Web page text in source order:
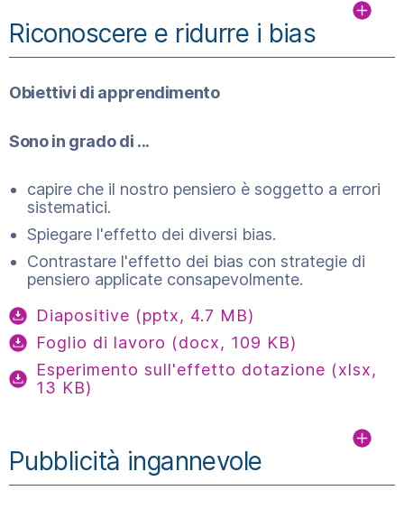
Riconoscere e ridurre i bias
Obiettivi di apprendimento
Sono in grado di ...
capire che il nostro pensiero è soggetto a errori
sistematici.
Spiegare l'effetto dei diversi bias.
Contrastare l'effetto dei bias con strategie di
pensiero applicate consapevolmente.
Diapositive (pptx, 4.7 MB)
Foglio di lavoro (docx, 109 KB)
Esperimento sull'effetto dotazione (xlsx,
13 KB)
Pubblicità ingannevole